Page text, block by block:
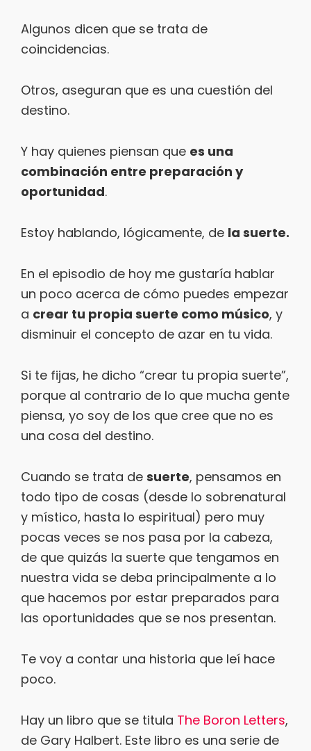
Algunos dicen que se trata de
coincidencias.
Otros, aseguran que es una cuestión del
destino.
Y hay quienes piensan que es una
combinación entre preparación y
oportunidad.
Estoy hablando, lógicamente, de la suerte.
En el episodio de hoy me gustaría hablar
un poco acerca de cómo puedes empezar
a crear tu propia suerte como músico, y
disminuir el concepto de azar en tu vida.
Si te fijas, he dicho “crear tu propia suerte”,
porque al contrario de lo que mucha gente
piensa, yo soy de los que cree que no es
una cosa del destino.
Cuando se trata de suerte, pensamos en
todo tipo de cosas (desde lo sobrenatural
y místico, hasta lo espiritual) pero muy
pocas veces se nos pasa por la cabeza,
de que quizás la suerte que tengamos en
nuestra vida se deba principalmente a lo
que hacemos por estar preparados para
las oportunidades que se nos presentan.
Te voy a contar una historia que leí hace
poco.
Hay un libro que se titula The Boron Letters,
de Gary Halbert. Este libro es una serie de